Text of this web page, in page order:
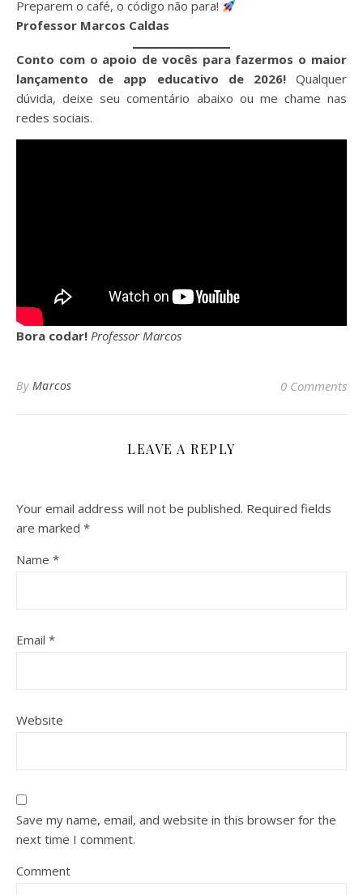
Preparem o café, o código não para!
Professor Marcos Caldas
Conto com o apoio de vocês para fazermos o maior
lançamento de app educativo de 2026!Qualquer
dúvida, deixe seu comentário abaixo ou me chame nas
redes sociais.
Bora codar! Professor Marcos
By Marcos 0 Comments
LEAVE A REPLY
Your email address will not be published. Required fields
are marked *
Name *
Email *
Website
Save my name, email, and website in this browser for the
next time I comment.
Comment